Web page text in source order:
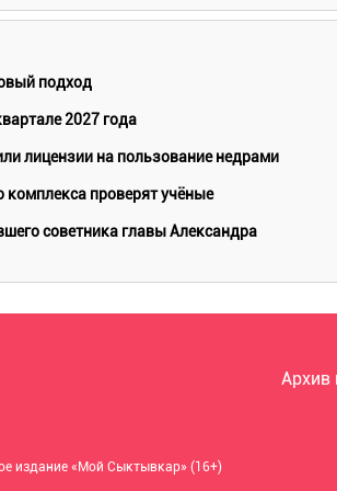
подход
2027 года
лицензии на пользование недрами
комплекса проверят учёные
советника главы Александра
Архив
издание «Мой Сыктывкар» (16+)